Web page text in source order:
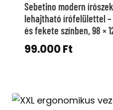
Sebetino modern
lehajtható írófelülettel
és fekete színben, 98 ×
99.000 Ft